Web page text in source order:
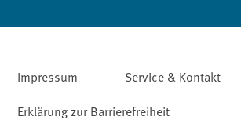
Impressum Service & Kontakt
Erklärung zur Barrierefreiheit